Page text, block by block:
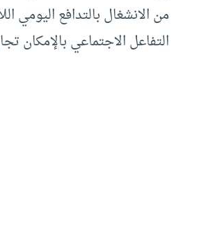
من الانشغال بالتدافع اليومي
التفاعل الاجتماعي